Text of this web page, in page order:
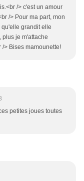
/> c'est un amour
/> Pour ma part, mon
grandit elle
plus je m'attache
/> Bises mamounette!
petites joues toutes